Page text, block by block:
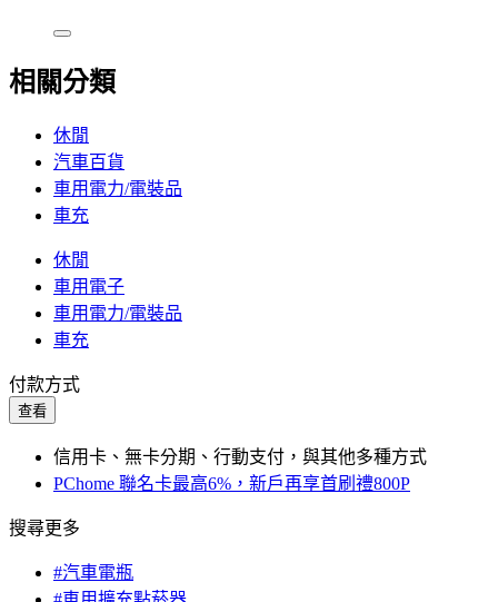
相關分類
休閒
汽車百貨
車用電力/電裝品
車充
休閒
車用電子
車用電力/電裝品
車充
付款方式
查看
信用卡、無卡分期、行動支付，與其他多種方式
PChome 聯名卡最高6%，新戶再享首刷禮800P
搜尋更多
#汽車電瓶